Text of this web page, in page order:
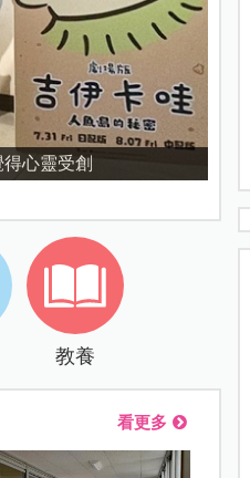
心理準備度
教養
看更多